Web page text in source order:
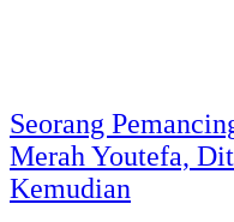
Seorang
Merah Youtefa,
Kemudian